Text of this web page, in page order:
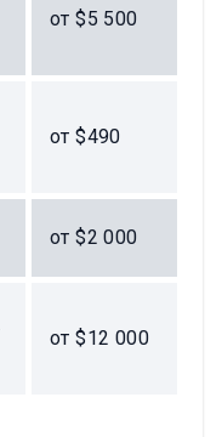
от $5 500
от $490
от $2 000
от $12 000